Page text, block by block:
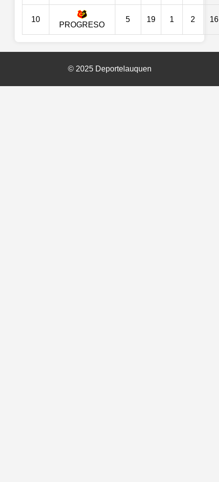
10
PROGRESO
5 19 1 2 16
© 2025 Deportelauquen